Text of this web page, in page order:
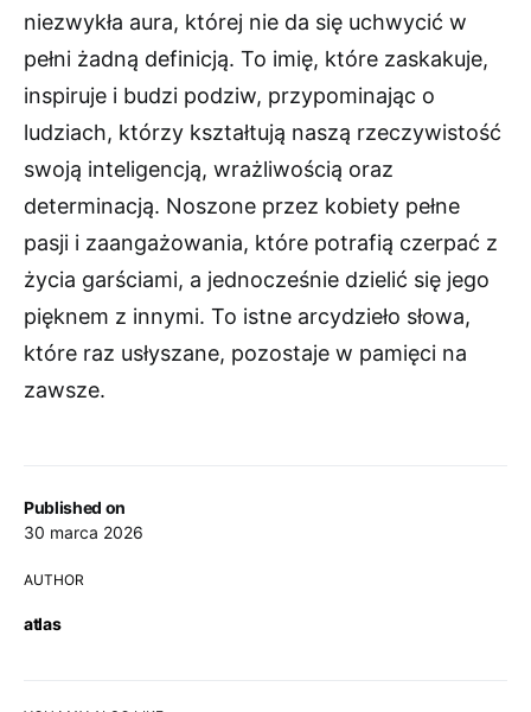
Published on
30 marca 2026
AUTHOR
atlas
niezwykła aura, której nie da się uchwycić w
pełni żadną definicją. To imię, które zaskakuje,
inspiruje i budzi podziw, przypominając o
ludziach, którzy kształtują naszą rzeczywistość
swoją inteligencją, wrażliwością oraz
determinacją. Noszone przez kobiety pełne
pasji i zaangażowania, które potrafią czerpać z
życia garściami, a jednocześnie dzielić się jego
pięknem z innymi. To istne arcydzieło słowa,
które raz usłyszane, pozostaje w pamięci na
zawsze.